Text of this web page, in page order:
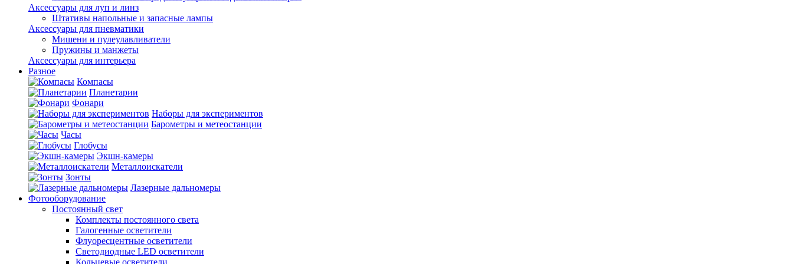
Аксессуары для луп и линз
Штативы напольные и запасные лампы
Аксессуары для пневматики
Мишени и пулеулавливатели
Пружины и манжеты
Аксессуары для интерьера
Разное
Компасы
Планетарии
Фонари
Наборы для экспериментов
Барометры и метеостанции
Часы
Глобусы
Экшн-камеры
Металлоискатели
Зонты
Лазерные дальномеры
Фотооборудование
Постоянный свет
Комплекты постоянного света
Галогенные осветители
Флуоресцентные осветители
Светодиодные LED осветители
Кольцевые осветители